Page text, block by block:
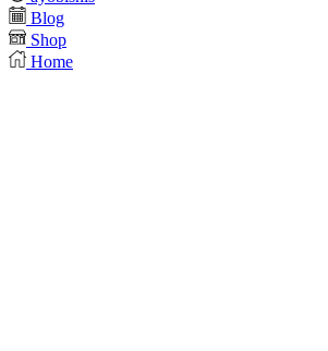
Blog
Shop
Home